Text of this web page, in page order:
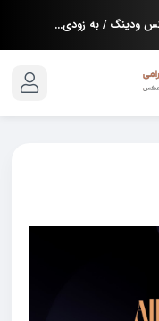
ودینگ / به زودی...